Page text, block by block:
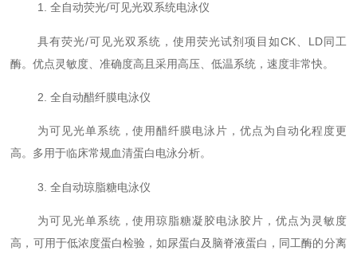
1. 全自动荧光/可见光双系统电泳仪
具有荧光/可见光双系统，使用荧光试剂项目如CK、LD同工
酶。优点灵敏度、准确度高且采用高压、低温系统，速度非常快。
2. 全自动醋纤膜电泳仪
为可见光单系统，使用醋纤膜电泳片，优点为自动化程度更
高。多用于临床常规血清蛋白电泳分析。
3. 全自动琼脂糖电泳仪
为可见光单系统，使用琼脂糖凝胶电泳胶片，优点为灵敏度
高，可用于低浓度蛋白检验，如尿蛋白及脑脊液蛋白，同工酶的分离